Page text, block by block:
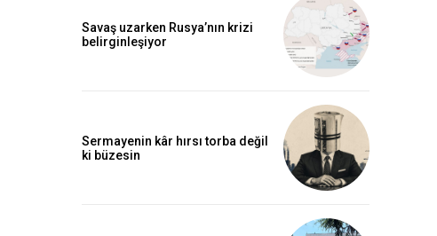
Savaş uzarken Rusya’nın krizi
belirginleşiyor
Sermayenin kâr hırsı torba değil
ki büzesin